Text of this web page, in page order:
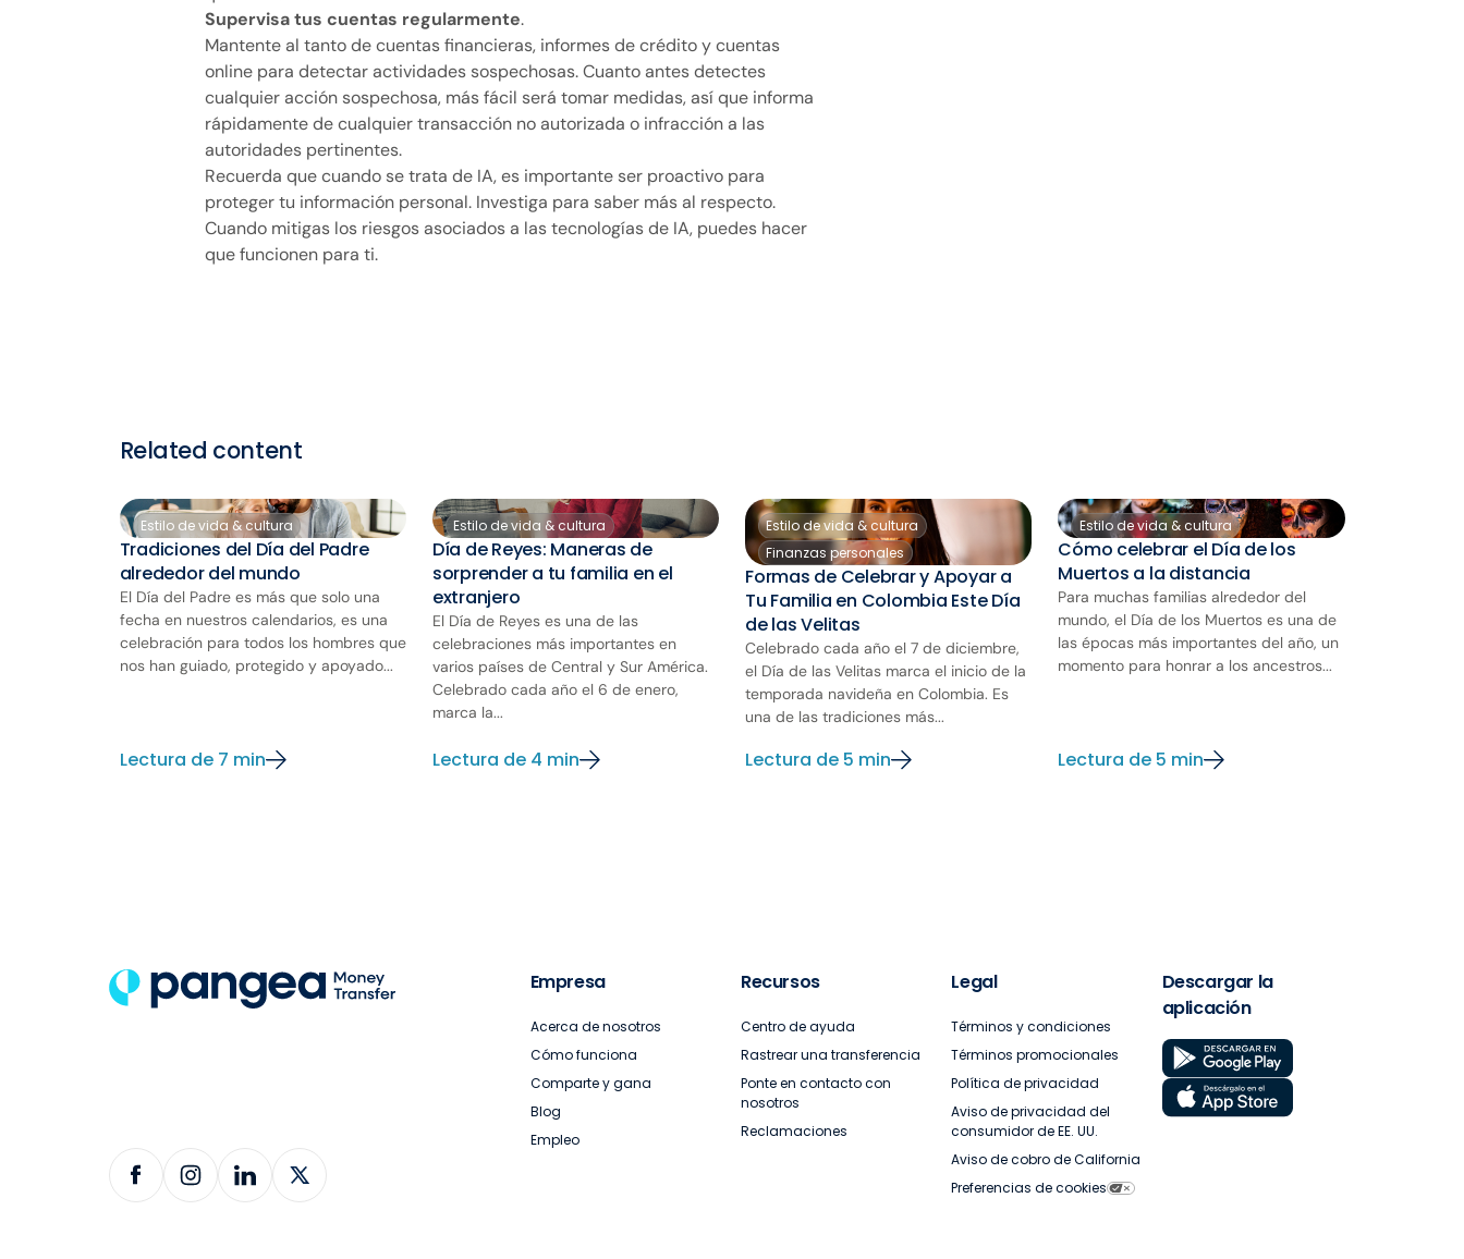
Supervisa tus cuentas regularmente.
Mantente al tanto de cuentas financieras, informes de crédito y cuentas
online para detectar actividades sospechosas. Cuanto antes detectes
cualquier acción sospechosa, más fácil será tomar medidas, así que informa
rápidamente de cualquier transacción no autorizada o infracción a las
autoridades pertinentes.
Recuerda que cuando se trata de IA, es importante ser proactivo para
proteger tu información personal. Investiga para saber más al respecto.
Cuando mitigas los riesgos asociados a las tecnologías de IA, puedes hacer
que funcionen para ti.
Related content
Estilo de vida & cultura
Tradiciones del Día del Padre
alrededor del mundo
El Día del Padre es más que solo una
fecha en nuestros calendarios, es una
celebración para todos los hombres que
nos han guiado, protegido y apoyado...
Lectura de 7 min
Estilo de vida & cultura
Día de Reyes: Maneras de
sorprender a tu familia en el
extranjero
El Día de Reyes es una de las
celebraciones más importantes en
varios países de Central y Sur América.
Celebrado cada año el 6 de enero,
marca la...
Lectura de 4 min
Estilo de vida & cultura
Finanzas personales
Formas de Celebrar y Apoyar a
Tu Familia en Colombia Este Día
de las Velitas
Celebrado cada año el 7 de diciembre,
el Día de las Velitas marca el inicio de la
temporada navideña en Colombia. Es
una de las tradiciones más...
Lectura de 5 min
Estilo de vida & cultura
Cómo celebrar el Día de los
Muertos a la distancia
Para muchas familias alrededor del
mundo, el Día de los Muertos es una de
las épocas más importantes del año, un
momento para honrar a los ancestros...
Lectura de 5 min
Empresa
Acerca de nosotros
Cómo funciona
Comparte y gana
Blog
Empleo
Recursos
Centro de ayuda
Rastrear una transferencia
Ponte en contacto con
nosotros
Reclamaciones
Legal
Términos y condiciones
Términos promocionales
Política de privacidad
Aviso de privacidad del
consumidor de EE. UU.
Aviso de cobro de California
Preferencias de cookies
Descargar la
aplicación